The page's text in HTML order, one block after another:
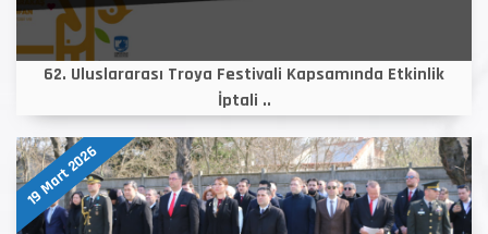
62. Uluslararası Troya Festivali Kapsamında Etkinlik
İptali ..
19 Mart 2026